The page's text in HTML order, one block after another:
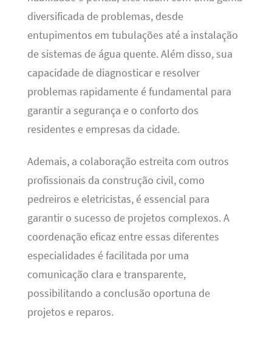
diversificada de problemas, desde
entupimentos em tubulações até a instalação
de sistemas de água quente. Além disso, sua
capacidade de diagnosticar e resolver
problemas rapidamente é fundamental para
garantir a segurança e o conforto dos
residentes e empresas da cidade.
Ademais, a colaboração estreita com outros
profissionais da construção civil, como
pedreiros e eletricistas, é essencial para
garantir o sucesso de projetos complexos. A
coordenação eficaz entre essas diferentes
especialidades é facilitada por uma
comunicação clara e transparente,
possibilitando a conclusão oportuna de
projetos e reparos.